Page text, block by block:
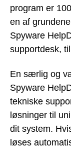
program er
en af
Spyware
supportdesk,
En særlig og
Spyware
tekniske
løsninger til
dit system.
løses